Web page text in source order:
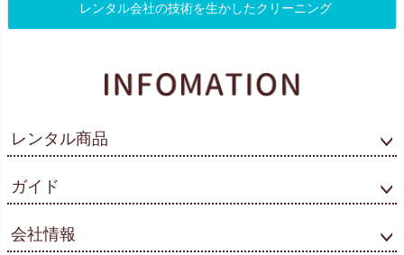
レンタル会社の技術を生かしたクリーニング
レンタル商品
ガイド
会社情報